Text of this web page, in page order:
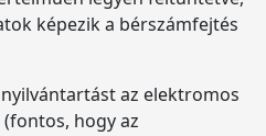
képezik a bérszámfejtés
az elektromos
hogy az